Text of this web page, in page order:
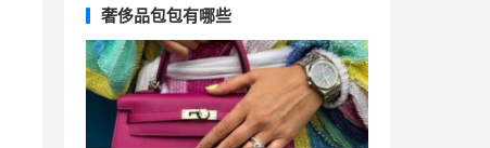
奢侈品包包有哪些